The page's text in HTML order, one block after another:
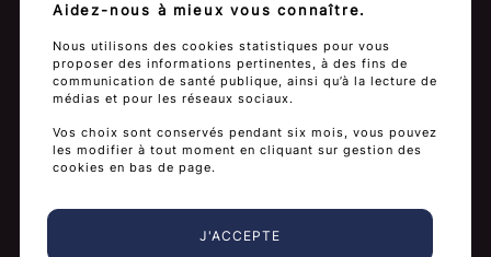
Aidez-nous à mieux vous connaître.
Nous utilisons des cookies statistiques pour vous
proposer des informations pertinentes, à des fins de
communication de santé publique, ainsi qu’à la lecture de
médias et pour les réseaux sociaux.
Vos choix sont conservés pendant six mois, vous pouvez
les modifier à tout moment en cliquant sur gestion des
cookies en bas de page.
J'ACCEPTE